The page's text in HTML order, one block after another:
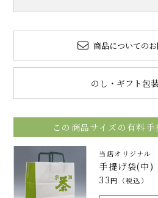
商品についての
のし・ギフト包
この商品サイズの有料
当店オリジナル
手提げ袋(中)
33円（税込）